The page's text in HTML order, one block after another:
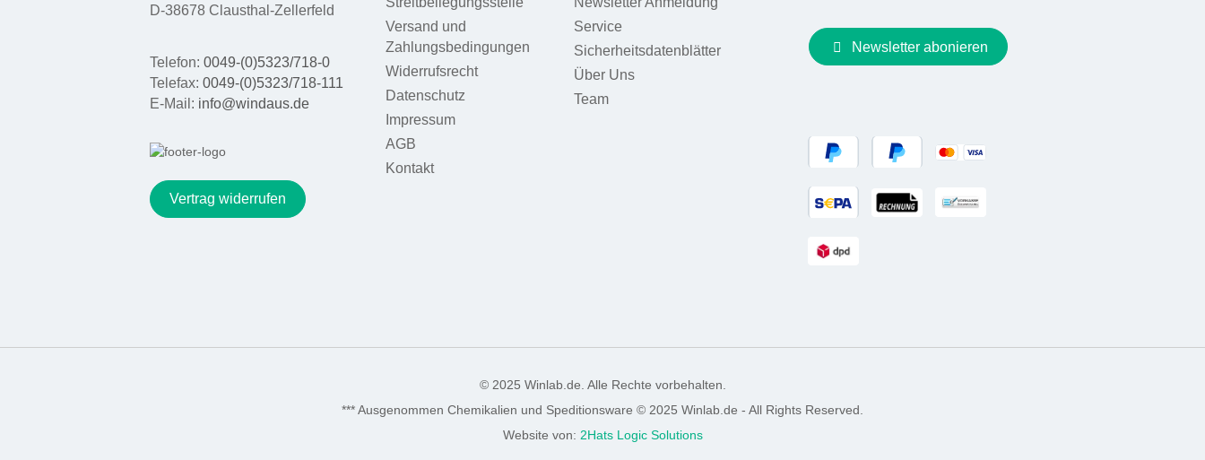
D-38678 Clausthal-Zellerfeld
Telefon: 0049-(0)5323/718-0
Telefax: 0049-(0)5323/718-111
E-Mail: info@windaus.de
Vertrag widerrufen
Versand und
Zahlungsbedingungen
Widerrufsrecht
Datenschutz
Impressum
AGB
Kontakt
Service
Sicherheitsdatenblätter
Über Uns
Team
Newsletter abonieren
© 2025 Winlab.de. Alle Rechte vorbehalten.
*** Ausgenommen Chemikalien und Speditionsware © 2025 Winlab.de - All Rights Reserved.
Website von: 2Hats Logic Solutions